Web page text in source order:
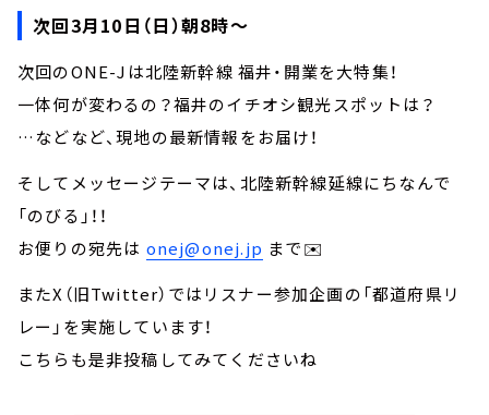
次回3月10日（日）朝8時～
次回のONE-Jは北陸新幹線 福井・開業を大特集！
一体何が変わるの？福井のイチオシ観光スポットは？
…などなど、現地の最新情報をお届け！
そしてメッセージテーマは、北陸新幹線延線にちなんで
「のびる」！！
お便りの宛先は onej@onej.jp まで✉️
またX（旧Twitter）ではリスナー参加企画の「都道府県リ
レー」を実施しています！
こちらも是非投稿してみてくださいね